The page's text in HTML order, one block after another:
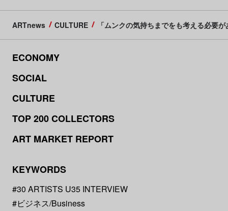
ARTnews CULTURE 「ムンクの気持ちまでをも考える必要
ECONOMY
SOCIAL
CULTURE
TOP 200 COLLECTORS
ART MARKET REPORT
KEYWORDS
#30 ARTISTS U35 INTERVIEW
#ビジネス/Business